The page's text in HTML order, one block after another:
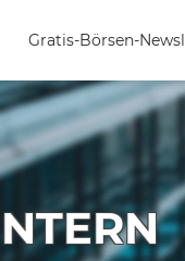
Gratis-Börsen-